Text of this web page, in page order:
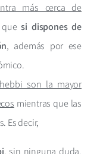
más cerca de
quesi dispones de
, además por ese
son la mayor
mientras que las
Es decir,
, sin ninguna duda.